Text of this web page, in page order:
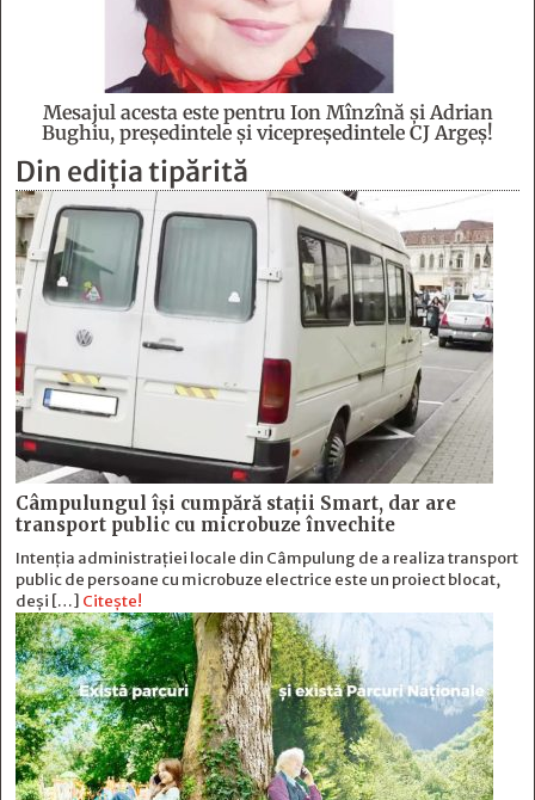
Mesajul acesta este pentru Ion Mînzînă şi Adrian
Bughiu, preşedintele şi vicepreşedintele CJ Argeş!
Din ediția tipărită
Câmpulungul îşi cumpără staţii Smart, dar are
transport public cu microbuze învechite
Intenția administrației locale din Câmpulung de a realiza transport
public de persoane cu microbuze electrice este un proiect blocat,
deși […] Citește!